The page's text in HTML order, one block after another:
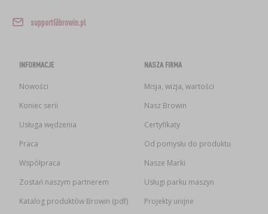
support@browin.pl
INFORMACJE
Nowości
Koniec serii
Usługa wędzenia
Praca
Współpraca
Zostań naszym partnerem
Katalog produktów Browin (pdf)
NASZA FIRMA
Misja, wizja, wartości
Nasz Browin
Certyfikaty
Od pomysłu do produktu
Nasze Marki
Usługi parku maszyn
Projekty unijne